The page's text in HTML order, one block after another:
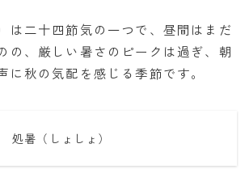
は二十四節気の一つで、昼間はまだ
の、厳しい暑さのピークは過ぎ、朝
に秋の気配を感じる季節です。
処暑（しょしょ）